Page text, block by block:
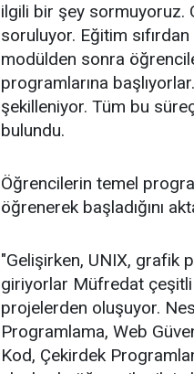
ilgili bir şey sormuyoruz.
soruluyor. Eğitim
modülden sonra
programlarına
şekilleniyor. Tüm bu
bulundu.
Öğrencilerin temel
öğrenerek başladığını
"Gelişirken, UNIX, grafik
giriyorlar Müfredat
projelerden oluşuyor.
Programlama, Web
Kod, Çekirdek